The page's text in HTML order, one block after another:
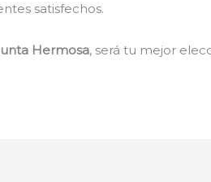
satisfechos.
Hermosa, será tu mejor